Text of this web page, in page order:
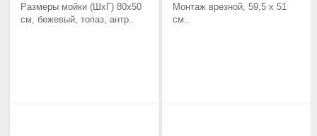
Размеры мойки (ШхГ) 80х50
см, бежевый, топаз, антр..
Монтаж врезной, 59,5 x 51
см..